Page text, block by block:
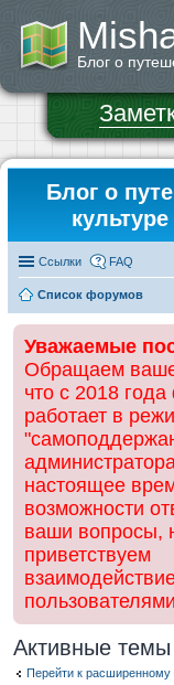
Блог о
Блог о
Ссылки FAQ
Список форумов
Уважаемые
Обращаем
что с 2018
работает в
настоящее
возможности
ваши вопросы,
приветствуем
пользователями
Активные темы
Перейти к расширенному